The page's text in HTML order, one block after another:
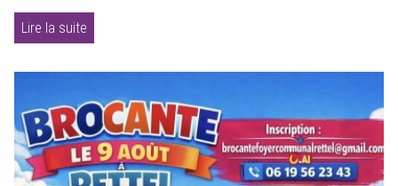
Lire la suite